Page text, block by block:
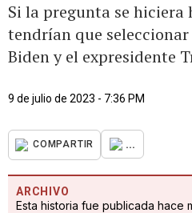
Si la pregunta se hiciera
tendrían que
Biden y el expresidente
9 de julio de 2023 - 7:36 PM
COMPARTIR ...
ARCHIVO
Esta historia fue publicada hace